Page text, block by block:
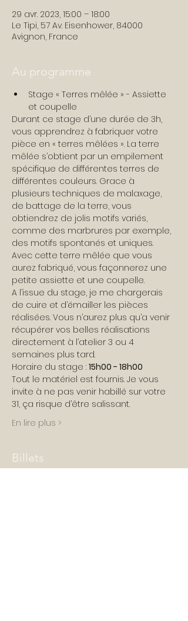
29 avr. 2023, 15:00 – 18:00
Le Tipi, 57 Av. Eisenhower, 84000
Avignon, France
Au programme
Stage « Terres mêlée » - Assiette
et coupelle
Durant ce stage d’une durée de 3h,
vous apprendrez à fabriquer votre
pièce en « terres mêlées ». La terre
mêlée s’obtient par un empilement
spécifique de différentes terres de
différentes couleurs. Grace à
plusieurs techniques de malaxage,
de battage de la terre, vous
obtiendrez de jolis motifs variés,
comme des marbrures par exemple,
des motifs spontanés et uniques.
Avec cette terre mêlée que vous
aurez fabriqué, vous façonnerez une
petite assiette et une coupelle.
A l’issue du stage, je me chargerais
de cuire et d’émailler les pièces
réalisées. Vous n’aurez plus qu’a venir
récupérer vos belles réalisations
directement à l’atelier 3 ou 4
semaines plus tard.
Horaire du stage : 15h00 - 18h00
Tout le matériel est fournis. Je vous
invite à ne pas venir habillé sur votre
31, ça risque d’être salissant.
En lire plus >
Billets